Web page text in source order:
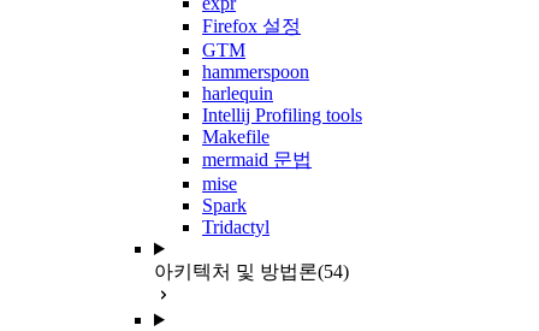
Firefox 설정
GTM
hammerspoon
harlequin
Intellij Profiling tools
Makefile
mermaid 문법
mise
Spark
Tridactyl
아키텍처 및 방법론(54)